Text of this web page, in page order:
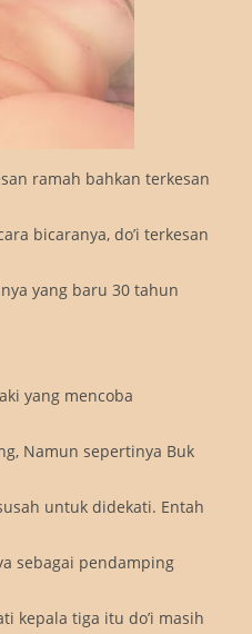
ramah bahkan terkesan
bicaranya, do’i terkesan
yang baru 30 tahun
yang mencoba
Namun sepertinya Buk
untuk didekati. Entah
sebagai pendamping
kepala tiga itu do’i masih